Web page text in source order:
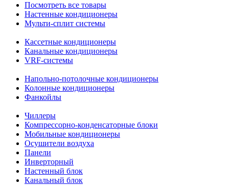
Посмотреть все товары
Настенные кондиционеры
Мульти-сплит системы
Кассетные кондиционеры
Канальные кондиционеры
VRF-системы
Напольно-потолочные кондиционеры
Колонные кондиционеры
Фанкойлы
Чиллеры
Компрессорно-конденсаторные блоки
Мобильные кондиционеры
Осушители воздуха
Панели
Инверторный
Настенный блок
Канальный блок